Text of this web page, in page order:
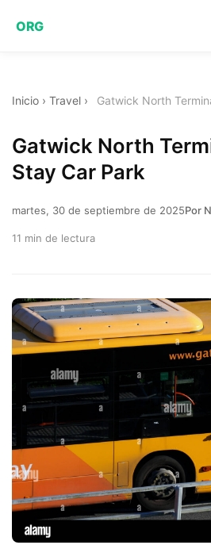
ORG
Inicio › Travel › Gatwick North
Gatwick North
Stay Car Park
martes, 30 de septiembre de 2025Por
11 min de lectura